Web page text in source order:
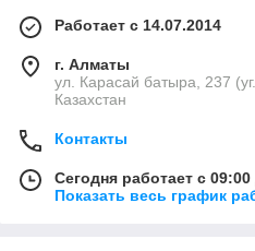
Работает с 14.07.2014
г. Алматы
ул. Карасай батыра, 237
Казахстан
Контакты
Сегодня работает с
Показать весь график